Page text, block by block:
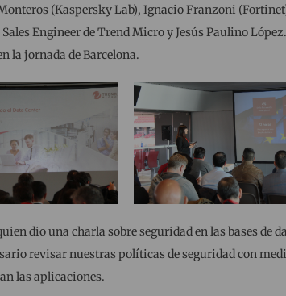
(Kaspersky Lab), Ignacio Franzoni
Engineer de Trend Micro y Jesús Paulino
la jornada de Barcelona.
dio una charla sobre seguridad en las bases de
revisar nuestras políticas de seguridad con
las aplicaciones.